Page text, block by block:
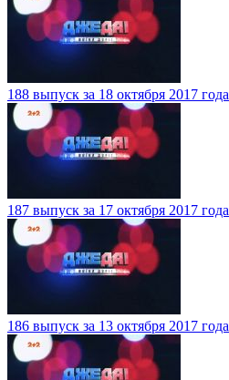
188 выпуск за 18 октября 2017 года
187 выпуск за 17 октября 2017 года
186 выпуск за 13 октября 2017 года